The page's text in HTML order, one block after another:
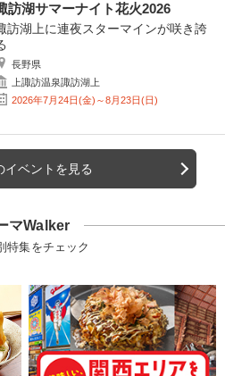
訪湖サマーナイト花火2026
訪湖上に連夜スターマインが咲き誇
長野県
上諏訪温泉諏訪湖上
2026年7月24日(金)～8月23日(日)
イベントを見る
マWalker
特集をチェック